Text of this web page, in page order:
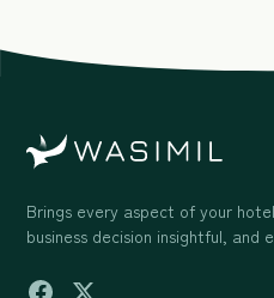
Brings every aspect of your
business decision insightful, and